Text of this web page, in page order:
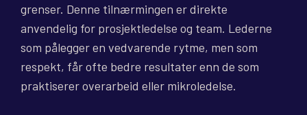
grenser. Denne tilnærmingen er direkte
anvendelig for prosjektledelse og team. Lederne
som pålegger en vedvarende rytme, men som
respekt, får ofte bedre resultater enn de som
praktiserer overarbeid eller mikroledelse.